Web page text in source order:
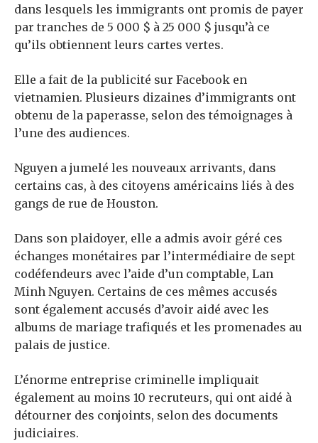
dans lesquels les immigrants ont promis de payer
par tranches de 5 000 $ à 25 000 $ jusqu’à ce
qu’ils obtiennent leurs cartes vertes.
Elle a fait de la publicité sur Facebook en
vietnamien. Plusieurs dizaines d’immigrants ont
obtenu de la paperasse, selon des témoignages à
l’une des audiences.
Nguyen a jumelé les nouveaux arrivants, dans
certains cas, à des citoyens américains liés à des
gangs de rue de Houston.
Dans son plaidoyer, elle a admis avoir géré ces
échanges monétaires par l’intermédiaire de sept
codéfendeurs avec l’aide d’un comptable, Lan
Minh Nguyen. Certains de ces mêmes accusés
sont également accusés d’avoir aidé avec les
albums de mariage trafiqués et les promenades au
palais de justice.
L’énorme entreprise criminelle impliquait
également au moins 10 recruteurs, qui ont aidé à
détourner des conjoints, selon des documents
judiciaires.